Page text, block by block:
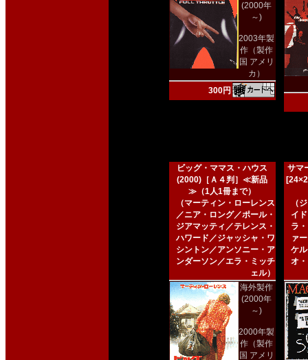
(2000年
～)
2003年製
作（製作
国 アメリ
カ）
300円
ビッグ・ママス・ハウス
(2000)［Ａ４判］≪新品
≫（1人1冊まで）
（マーティン・ローレンス
／ニア・ロング／ポール・
ジアマッティ／テレンス・
ハワード／ジャッシャ・ワ
シントン／アンソニー・ア
ンダーソン／エラ・ミッチ
ェル）
海外製作
(2000年
～)
2000年製
作（製作
国 アメリ
サマ
（
イ
ラ
ァ
ケ
オ